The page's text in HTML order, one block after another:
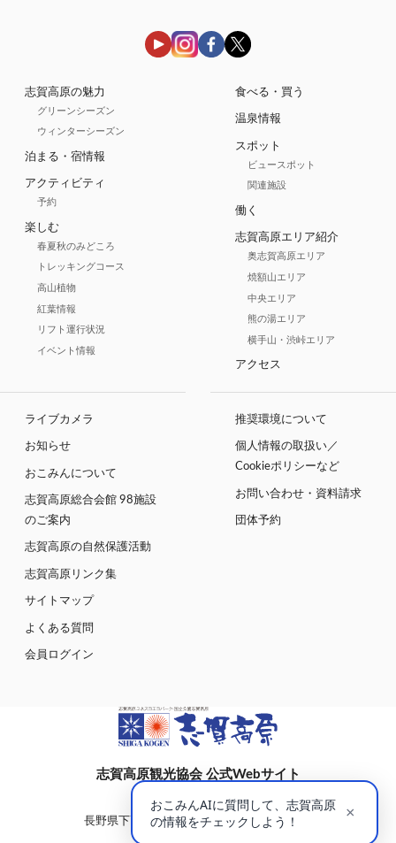
志賀高原の魅力
グリーンシーズン
ウィンターシーズン
泊まる・宿情報
アクティビティ
予約
楽しむ
春夏秋のみどころ
トレッキングコース
高山植物
紅葉情報
リフト運行状況
イベント情報
食べる・買う
温泉情報
スポット
ビュースポット
関連施設
働く
志賀高原エリア紹介
奥志賀高原エリア
焼額山エリア
中央エリア
熊の湯エリア
横手山・渋峠エリア
アクセス
ライブカメラ
お知らせ
おこみんについて
志賀高原総合会館 98施設
のご案内
志賀高原の自然保護活動
志賀高原リンク集
サイトマップ
よくある質問
会員ログイン
推奨環境について
個人情報の取扱い／
Cookieポリシーなど
お問い合わせ・資料請求
団体予約
志賀高原観光協会 公式Webサイト
〒381-0401
長野県下高井郡山ノ内町大字平穏7148(蓮池)